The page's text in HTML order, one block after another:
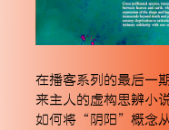
在播客系列的最后一
来主人的虚构思辨小
如何将“阴阳”概念